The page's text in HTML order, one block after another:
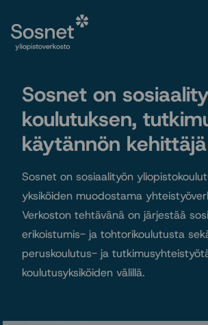
suoraan
sisältöön
Sosnet on
koulutuksen,
käytännön kehittäjä
Sosnet on sosiaalityön
yksiköiden muodostama
Verkoston tehtävänä on järjestää
erikoistumis- ja tohtorikoulutusta
peruskoulutus- ja
koulutusyksiköiden välillä.